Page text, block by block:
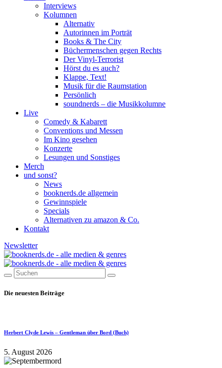
Interviews
Kolumnen
Alternativ
Autorinnen im Porträt
Books & The City
Büchermenschen gegen Rechts
Der Vinyl-Terrorist
Hörst du es auch?
Klappe, Text!
Musik für die Raumstation
Persönlich
soundnerds – die Musikkolumne
Live
Comedy & Kabarett
Conventions und Messen
Im Kino gesehen
Konzerte
Lesungen und Sonstiges
Merch
und sonst?
News
booknerds.de allgemein
Gewinnspiele
Specials
Alternativen zu amazon & Co.
Kontakt
Newsletter
Die neuesten Beiträge
Herbert Clyde Lewis – Gentleman über Bord (Buch)
5. August 2026